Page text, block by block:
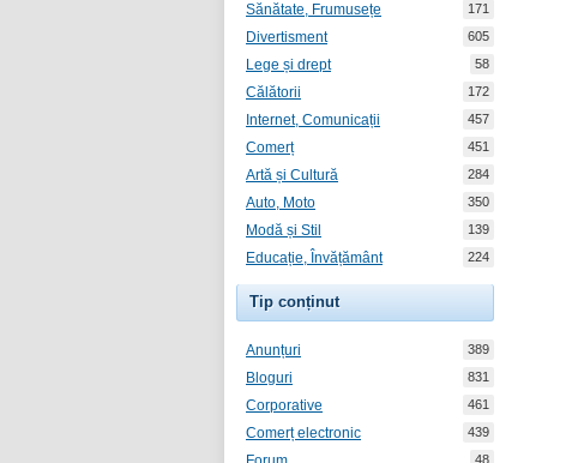
Sănătate, Frumusețe 171
Divertisment 605
Lege și drept 58
Călătorii 172
Internet, Comunicații 457
Comerț 451
Artă și Cultură 284
Auto, Moto 350
Modă și Stil 139
Educație, Învățământ 224
Tip conținut
Anunțuri 389
Bloguri 831
Corporative 461
Comerț electronic 439
48